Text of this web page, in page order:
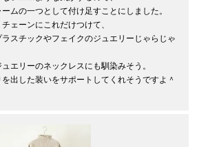
ムの一つとして付け足すことにしました。
ェーンにこれだけつけて、
スチックやフェイクのジュエリーじゃらじゃ
エリーのネックレスにも馴染みそう。
出した装いをサポートしてくれそうですよ＾